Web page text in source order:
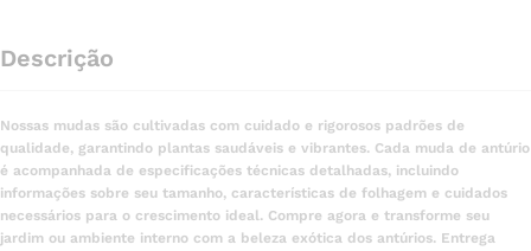
Descrição
Nossas mudas são cultivadas com cuidado e rigorosos padrões de
qualidade, garantindo plantas saudáveis e vibrantes. Cada muda de antúrio
é acompanhada de especificações técnicas detalhadas, incluindo
informações sobre seu tamanho, características de folhagem e cuidados
necessários para o crescimento ideal. Compre agora e transforme seu
jardim ou ambiente interno com a beleza exótica dos antúrios. Entrega